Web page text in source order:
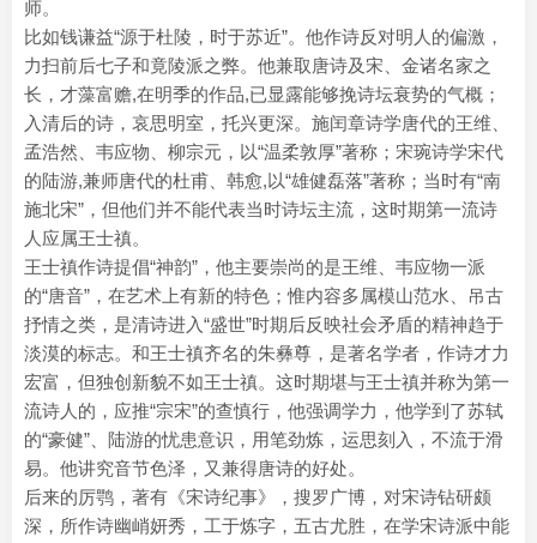
师。
比如钱谦益“源于杜陵，时于苏近”。他作诗反对明人的偏激，
力扫前后七子和竟陵派之弊。他兼取唐诗及宋、金诸名家之
长，才藻富赡,在明季的作品,已显露能够挽诗坛衰势的气概；
入清后的诗，哀思明室，托兴更深。施闰章诗学唐代的王维、
孟浩然、韦应物、柳宗元，以“温柔敦厚”著称；宋琬诗学宋代
的陆游,兼师唐代的杜甫、韩愈,以“雄健磊落”著称；当时有“南
施北宋”，但他们并不能代表当时诗坛主流，这时期第一流诗
人应属王士禛。
王士禛作诗提倡“神韵”，他主要崇尚的是王维、韦应物一派
的“唐音”，在艺术上有新的特色；惟内容多属模山范水、吊古
抒情之类，是清诗进入“盛世”时期后反映社会矛盾的精神趋于
淡漠的标志。和王士禛齐名的朱彝尊，是著名学者，作诗才力
宏富，但独创新貌不如王士禛。这时期堪与王士禛并称为第一
流诗人的，应推“宗宋”的查慎行，他强调学力，他学到了苏轼
的“豪健”、陆游的忧患意识，用笔劲炼，运思刻入，不流于滑
易。他讲究音节色泽，又兼得唐诗的好处。
后来的厉鹗，著有《宋诗纪事》，搜罗广博，对宋诗钻研颇
深，所作诗幽峭妍秀，工于炼字，五古尤胜，在学宋诗派中能